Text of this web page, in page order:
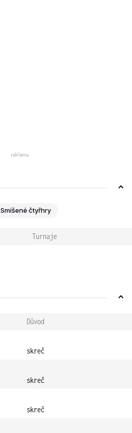
Smíšené čtyřhry
Turnaje
Důvod
skreč
skreč
skreč